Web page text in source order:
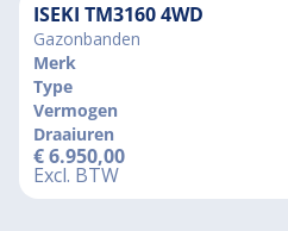
ISEKI TM3160 4WD
Gazonbanden
Merk
Type
Vermogen
Draaiuren
€6.950,00
Excl. BTW